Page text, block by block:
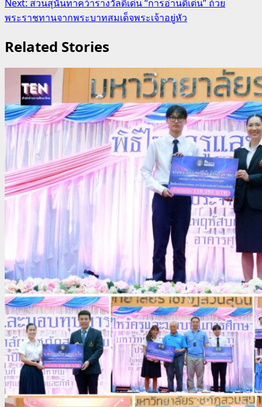
Next: สวนสุนันทาคว้ารางวัลดีเด่น “การอ่านดีเด่น” ถ้วย
พระราชทานจากพระบาทสมเด็จพระเจ้าอยู่หัว
Related Stories